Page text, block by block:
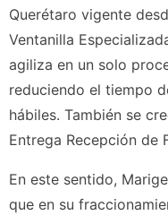
Querétaro vigente
Ventanilla
agiliza en un solo
reduciendo el tiempo
hábiles. También se
Entrega Recepción de
En este sentido,
que en su